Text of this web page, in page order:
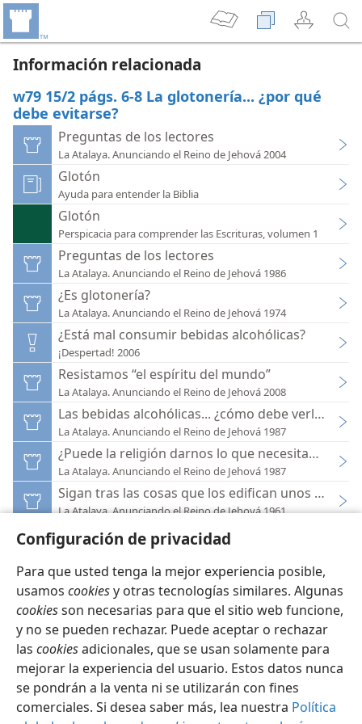
Configuración de privacidad
Para que usted tenga la mejor experiencia posible,
usamos cookiesy otras tecnologías similares. Algunas
cookiesson necesarias para que el sitio web funcione,
y no se pueden rechazar. Puede aceptar o rechazar
las cookiesadicionales, que se usan solamente para
mejorar la experiencia del usuario. Estos datos nunca
se pondrán a la venta ni se utilizarán con fines
comerciales. Si desea saber más, lea nuestra Política
Información relacionada
w79 15/2 págs. 6-8 La glotonería... ¿por qué
debe evitarse?
Preguntas de los lectores
La Atalaya. Anunciando el Reino de Jehová 2004
Glotón
Ayuda para entender la Biblia
Glotón
Perspicacia para comprender las Escrituras, volumen 1
Preguntas de los lectores
La Atalaya. Anunciando el Reino de Jehová 1986
¿Es glotonería?
La Atalaya. Anunciando el Reino de Jehová 1974
¿Está mal consumir bebidas alcohólicas?
¡Despertad! 2006
Resistamos “el espíritu del mundo”
La Atalaya. Anunciando el Reino de Jehová 2008
Las bebidas alcohólicas... ¿cómo debe verlas el
La Atalaya. Anunciando el Reino de Jehová 1987
¿Puede la religión darnos lo que necesitamos?
La Atalaya. Anunciando el Reino de Jehová 1987
Sigan tras las cosas que los edifican unos a otros
La Atalaya. Anunciando el Reino de Jehová 1961
Español Configuración
Copyright© 2026 Watch Tower Bible and Tract Society of Pennsylvania
Condiciones de uso
Política de privacidad
Configuración de privacidad
JW.ORG Iniciar sesión